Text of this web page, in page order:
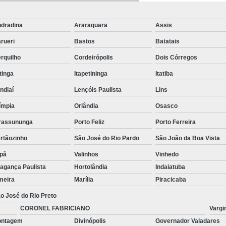
Distribuidor de Perfilado Liso com Tampa
Distribuidor de
Distribuidor de Perfilado Perfurado Liso
Eletro Calha Alumínio
Eletro
Eletrocalha Lisa Tipo U
Eletrocalha Perfurada na
Eletrocalha Perfurada na
Eletrocalha Perfurada na
Eletrocalha Perfurada na Lateral e Lisa na
Eletroduto Galvanizado 1 Polegada
Eletroduto Galvanizado 3 4
Araraquara Assis
Bastos Batatais
Cordeirópolis Dois Córregos
Itapetininga Itatiba
Lençóis Paulista Lins
Orlândia Osasco
Porto Feliz Porto Ferreira
São José do Rio Pardo São João da Boa Vista
Valinhos Vinhedo
Paulista Hortolândia Indaiatuba
Marília Piracicaba
José do Rio Preto
CORONEL FABRICIANO
Divinópolis Governador Valadares